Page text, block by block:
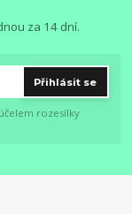
za 14 dní.
Přihlásit se
rozesílky